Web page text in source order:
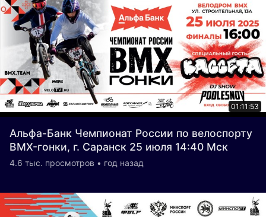
01:11:53
Альфа-Банк Чемпионат России по велоспорту
BMX-гонки, г. Саранск 25 июля 14:40 Мск
4.6 тыс. просмотров • год назад